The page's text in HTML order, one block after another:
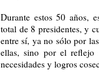
Durante estos 50 años,
total de 8 presidentes, y
entre sí, ya no sólo por
ellas, sino por el reflejo
necesidades y logros